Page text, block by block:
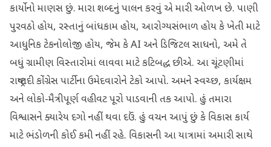
કાર્યોનો માણસ છું. મારા શબ્દનું પાલન કરવું એ મારી ઓળખ છે. પાણી
પુરવઠો હોય, રસ્તાનું બાંધકામ હોય, આરોગ્યસંભાળ હોય કે ખેતી માટે
આધુનિક ટેકનોલોજી હોય, જેમ કે AI અને ડિજિટલ સાધનો, અમે તે
બધું ગ્રામીણ વિસ્તારોમાં લાવવા માટે કટિબદ્ધ છીએ. આ ચૂંટણીમાં
રાષ્ટ્રવાદી કોંગ્રેસ પાર્ટીના ઉમેદવારોને ટેકો આપો. અમને સ્વચ્છ, કાર્યક્ષમ
અને લોકો-મૈત્રીપૂર્ણ વહીવટ પૂરો પાડવાની તક આપો. હું તમારા
વિશ્વાસને ક્યારેય દગો નહીં થવા દઉં. હું વચન આપું છું કે વિકાસ કાર્ય
માટે ભંડોળની કોઈ કમી નહીં રહે. વિકાસની આ યાત્રામાં અમારી સાથે